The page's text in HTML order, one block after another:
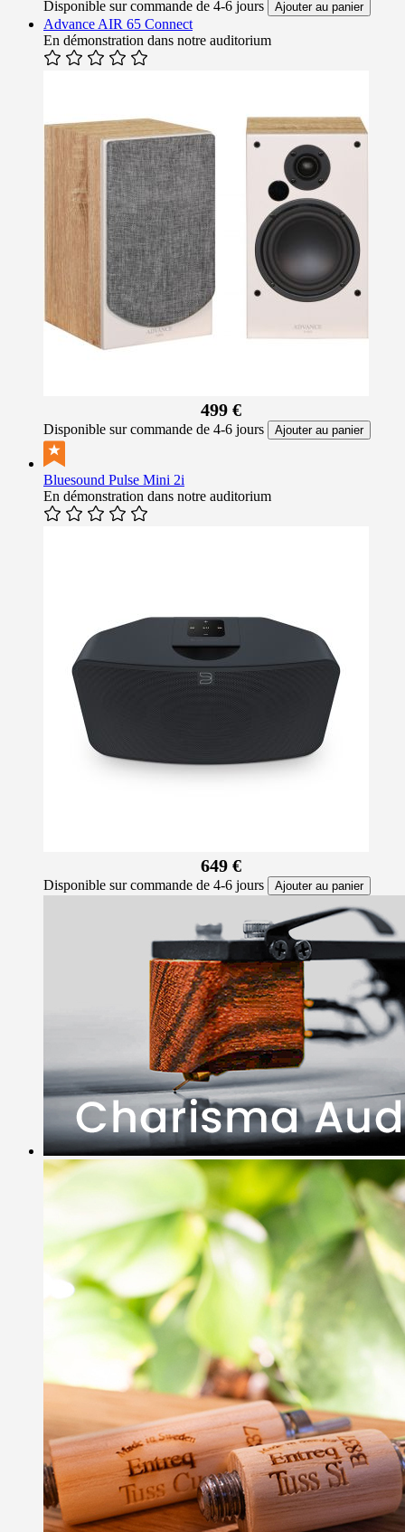
Disponible sur commande de 4-6 jours Ajouter au panier
Advance AIR 65 Connect
En démonstration dans notre auditorium
499 €
Disponible sur commande de 4-6 jours Ajouter au panier
Bluesound Pulse Mini 2i
En démonstration dans notre auditorium
649 €
Disponible sur commande de 4-6 jours Ajouter au panier